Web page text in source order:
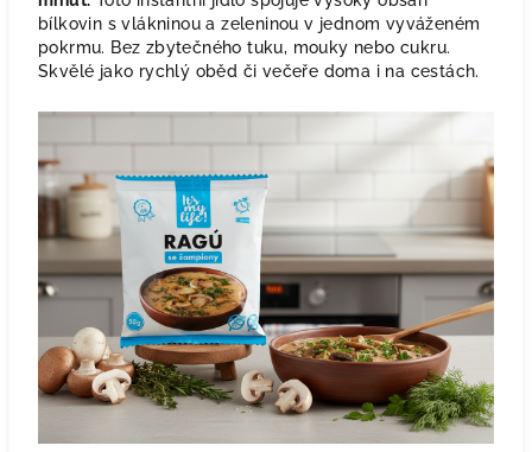
bílkovin s vlákninou a zeleninou v jednom vyváženém
pokrmu. Bez zbytečného tuku, mouky nebo cukru.
Skvělé jako rychlý oběd či večeře doma i na cestách.